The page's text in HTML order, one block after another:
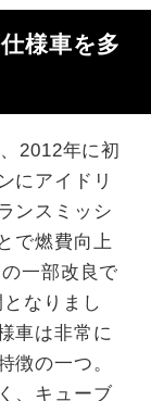
様車を多
2012年に初
にアイドリ
ンスミッシ
で燃費向上
一部改良で
なりまし
車は非常に
徴の一つ。
、キューブ